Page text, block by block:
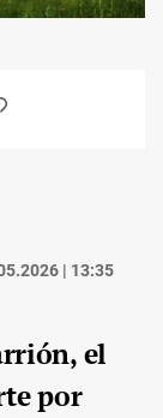
| 13:35
el
por